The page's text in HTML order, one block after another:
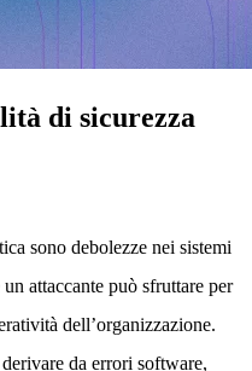
di sicurezza
sono debolezze nei sistemi
attaccante può sfruttare per
dell’organizzazione.
da errori software,